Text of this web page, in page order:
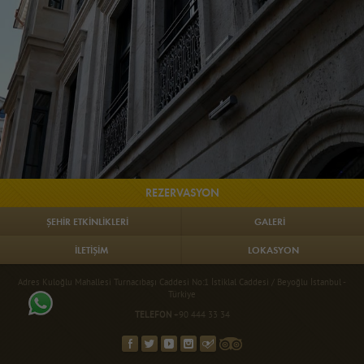
REZERVASYON
ŞEHİR ETKİNLİKLERİ GALERİ
İLETİŞİM LOKASYON
Adres Kuloğlu Mahallesi Turnacıbaşı Caddesi No:1 İstiklal Caddesi / Beyoğlu İstanbul -
Türkiye
TELEFON +90 444 33 34